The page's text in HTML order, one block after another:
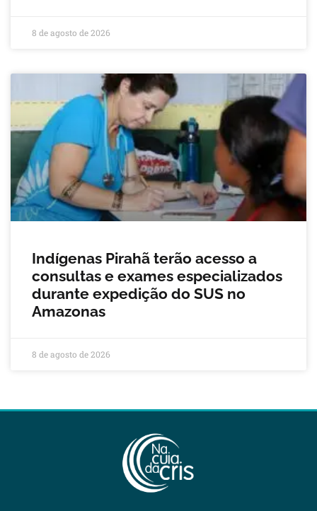
8 de agosto de 2026
Indígenas Pirahã terão acesso a
consultas e exames especializados
durante expedição do SUS no
Amazonas
8 de agosto de 2026